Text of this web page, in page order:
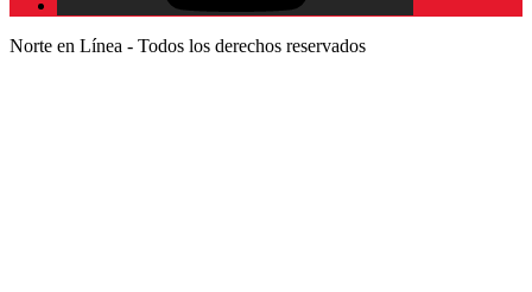
Norte en Línea - Todos los derechos reservados